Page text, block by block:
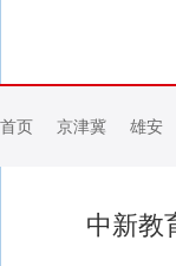
首页 京津冀 雄安
中新教